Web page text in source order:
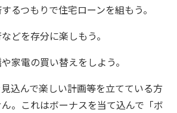
るつもりで住宅ローンを組もう。
どを存分に楽しもう。
家電の買い替えをしよう。
込んで楽しい計画等を立てている方
。これはボーナスを当て込んで「ボ